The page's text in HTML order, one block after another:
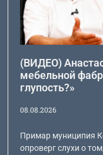
(ВИДЕО)
мебельной
глупость?»
08.08.2026
Примар муниципия
опроверг слухи о